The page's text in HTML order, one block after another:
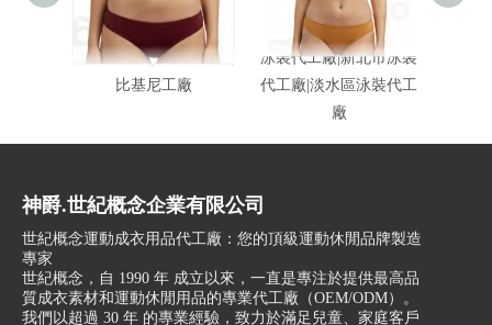
新款比基尼|比基尼代工|
比基尼工廠
泳裝代工廠|新北市泳裝
代工廠|淡水區泳裝代工
廠
神爵.世紀概念企業有限公司
世紀概念運動成衣用品代工廠：您的頂級運動休閒品牌製造
專家
世紀概念，自 1990 年 成立以來，一直是專注於提供最高品
質成衣素材和運動休閒用品的專業代工廠（OEM/ODM）。
我們以超過 30 年 的專業經驗，致力於滿足兒童、家庭客戶